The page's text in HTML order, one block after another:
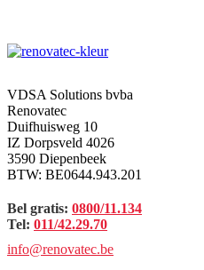
VDSA Solutions bvba
Renovatec
Duifhuisweg 10
IZ Dorpsveld 4026
3590 Diepenbeek
BTW: BE0644.943.201
Bel gratis: 0800/11.134
Tel: 011/42.29.70
info@renovatec.be